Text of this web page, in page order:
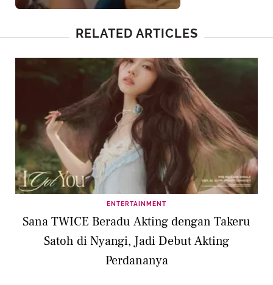
Maudy Ayunda, Raisa, hingga
RELATED ARTICLES
ENTERTAINMENT
Sana TWICE Beradu Akting dengan Takeru
Satoh di Nyangi, Jadi Debut Akting
Perdananya